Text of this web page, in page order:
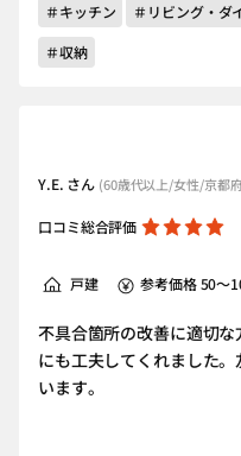
＃キッチン
＃リビング・ダ
＃収納
Y.E. さん (60歳代以上/女性/京都
口コミ総合評価
戸建 参考価格 50～
不具合箇所の改善に適切
にも工夫してくれました
います。